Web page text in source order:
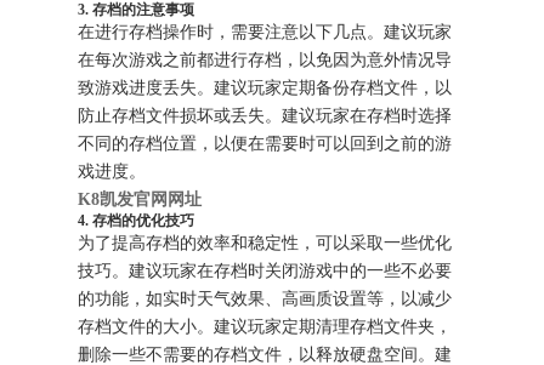
3. 存档的注意事项
在进行存档操作时，需要注意以下几点。建议玩家
在每次游戏之前都进行存档，以免因为意外情况导
致游戏进度丢失。建议玩家定期备份存档文件，以
防止存档文件损坏或丢失。建议玩家在存档时选择
不同的存档位置，以便在需要时可以回到之前的游
戏进度。
K8凯发官网网址
4. 存档的优化技巧
为了提高存档的效率和稳定性，可以采取一些优化
技巧。建议玩家在存档时关闭游戏中的一些不必要
的功能，如实时天气效果、高画质设置等，以减少
存档文件的大小。建议玩家定期清理存档文件夹，
删除一些不需要的存档文件，以释放硬盘空间。建